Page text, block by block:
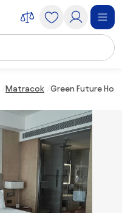
Matracok Green Future